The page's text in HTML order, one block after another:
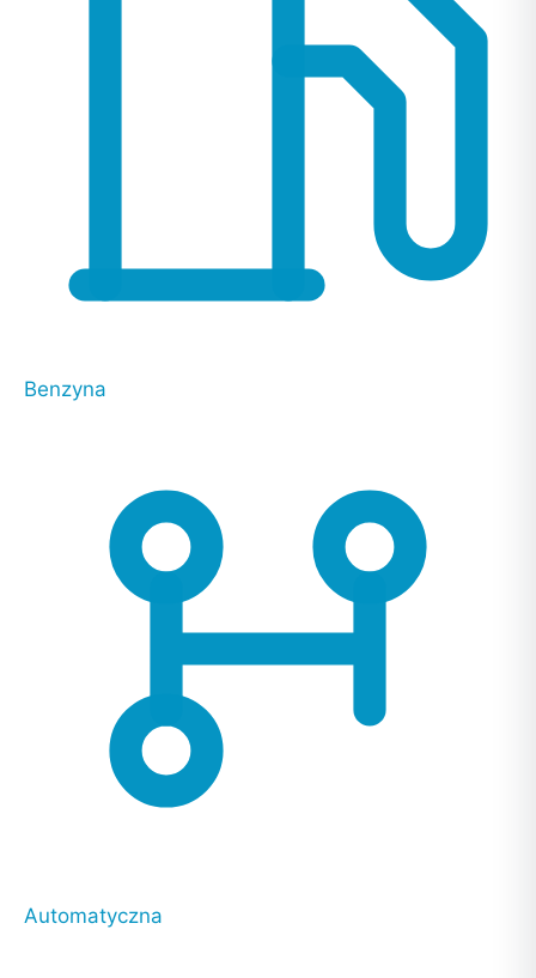
Benzyna
Automatyczna